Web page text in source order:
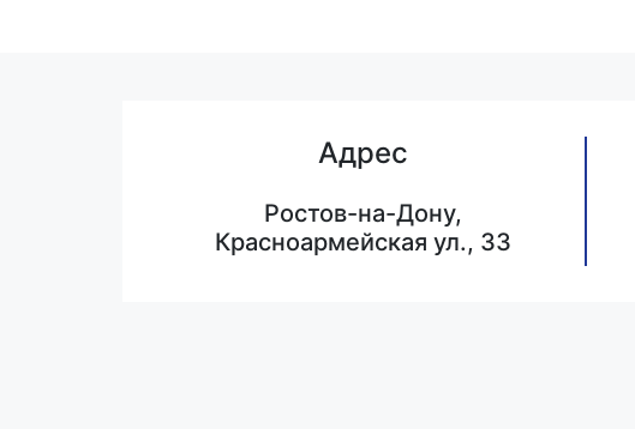
Адрес
Ростов-на-Дону,
Красноармейская ул., 33